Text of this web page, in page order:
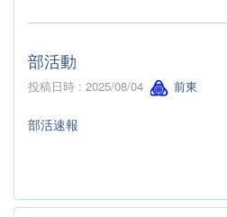
部活動
投稿日時 : 2025/08/04 前東
部活速報